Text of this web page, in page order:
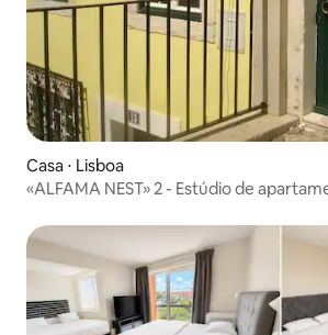
Casa ⋅ Lisboa
«ALFAMA NEST» 2 - Estúdio de